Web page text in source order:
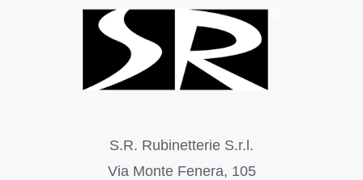
S.R. Rubinetterie S.r.l.
Via Monte Fenera, 105